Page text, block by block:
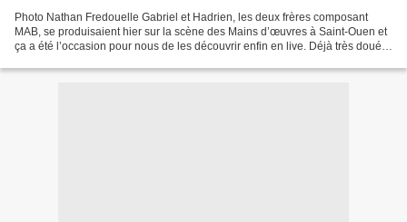
Photo Nathan Fredouelle Gabriel et Hadrien, les deux frères composant
MAB, se produisaient hier sur la scène des Mains d’œuvres à Saint-Ouen et
ça a été l’occasion pour nous de les découvrir enfin en live. Déjà très doués